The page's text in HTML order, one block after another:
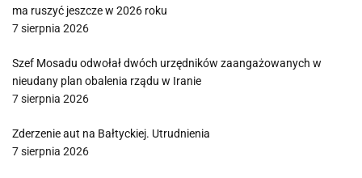
ma ruszyć jeszcze w 2026 roku
7 sierpnia 2026
Szef Mosadu odwołał dwóch urzędników zaangażowanych w
nieudany plan obalenia rządu w Iranie
7 sierpnia 2026
Zderzenie aut na Bałtyckiej. Utrudnienia
7 sierpnia 2026